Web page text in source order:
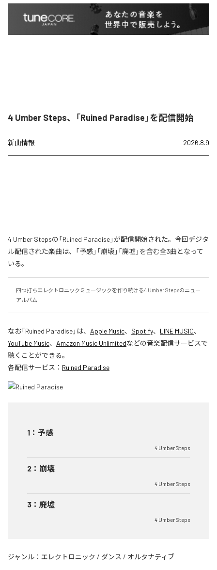
4 Umber Steps、「Ruined Paradise」を配信開始
新曲情報 2026.8.9
4 Umber Stepsの「Ruined Paradise」が配信開始された。今回デジタ
ル配信された楽曲は、「予感」「崩壊」「廃墟」を含む全3曲となって
いる。
四つ打ちエレクトロニックミュージックを作り続ける4 Umber Stepsのニュー
アルバム
なお「Ruined Paradise」は、 Apple Music、 Spotify、 LINE MUSIC、
YouTube Music、 Amazon Music Unlimitedなどの音楽配信サービスで
聴くことができる。
各配信サービス： Ruined Paradise
1 ： 予感
4 Umber Steps
2 ： 崩壊
4 Umber Steps
3 ： 廃墟
4 Umber Steps
ジャンル： エレクトロニック / ダンス / オルタナティブ